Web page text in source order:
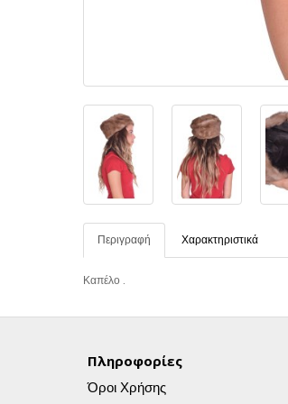
Περιγραφή Χαρακτηριστικά
Καπέλο .
Πληροφορίες
Όροι Χρήσης